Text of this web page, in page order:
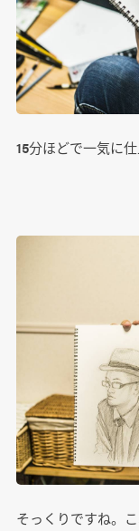
15分ほどで一気に
そっくりですね。